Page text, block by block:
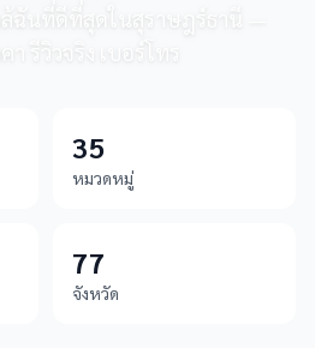
ล้ฉันที่ดีที่สุดในสุราษฎร์ธานี —
า รีวิวจริง เบอร์โทร
35
หมวดหมู่
77
จังหวัด